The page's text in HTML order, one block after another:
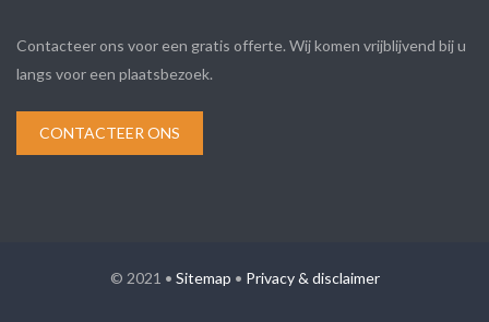
Contacteer ons voor een gratis offerte. Wij komen vrijblijvend bij u
langs voor een plaatsbezoek.
CONTACTEER ONS
© 2021 • Sitemap • Privacy & disclaimer